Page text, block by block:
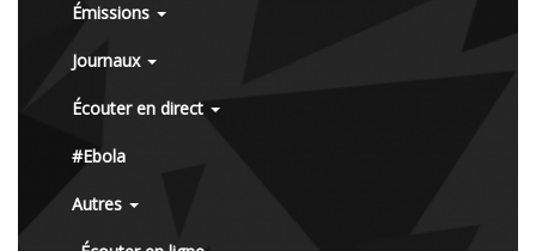
Émissions
Journaux
Écouter en direct
#Ebola
Autres